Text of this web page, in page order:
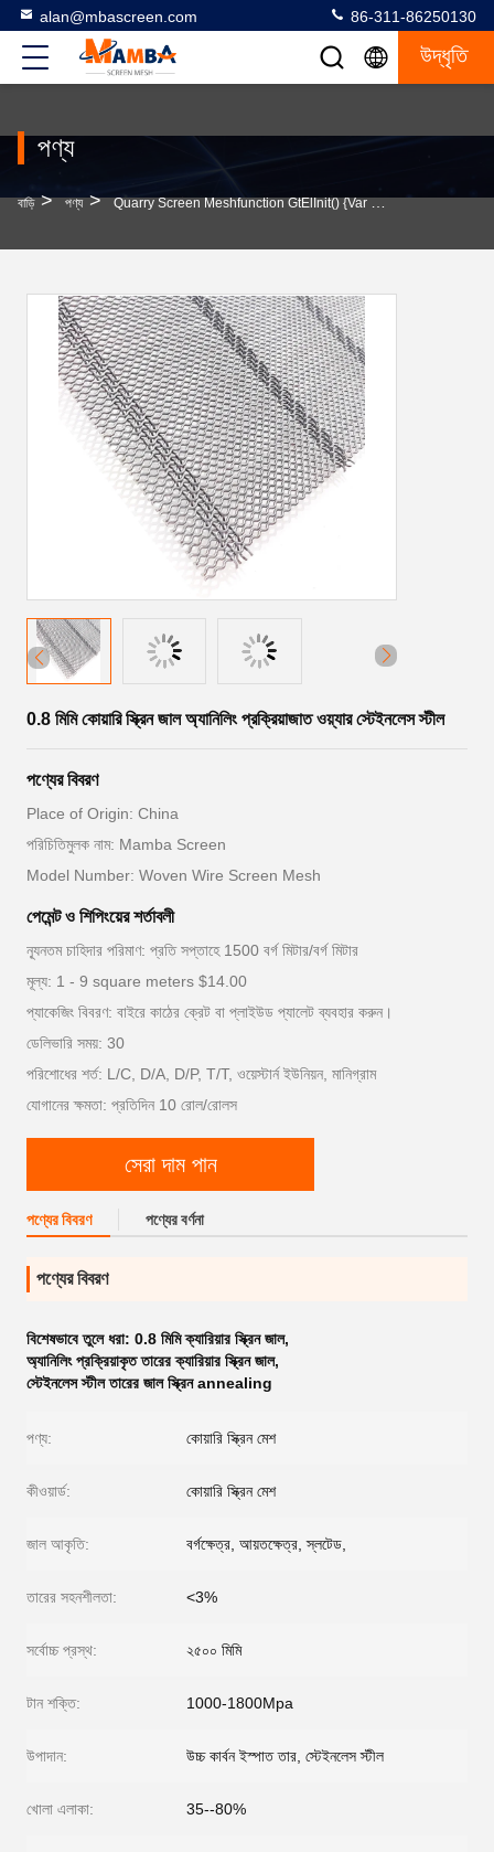
alan@mbascreen.com 86-311-86250130
উদ্ধৃতি
পণ্য
বাড়ি > পণ্য > Quarry Screen Meshfunction GtElInit() {var Lib = New Google.translate.TranslateService();lib.transla
0.8 মিমি কোয়ারি স্ক্রিন জাল অ্যানিলিং প্রক্রিয়াজাত ওয়্যার স্টেইনলেস স্টীল
পণ্যের বিবরণ
Place of Origin: China
পরিচিতিমুলক নাম: Mamba Screen
Model Number: Woven Wire Screen Mesh
পেমেন্ট ও শিপিংয়ের শর্তাবলী
ন্যূনতম চাহিদার পরিমাণ: প্রতি সপ্তাহে 1500 বর্গ মিটার/বর্গ মিটার
মূল্য: 1 - 9 square meters $14.00
প্যাকেজিং বিবরণ: বাইরে কাঠের ক্রেট বা প্লাইউড প্যালেট ব্যবহার করুন।
ডেলিভারি সময়: 30
পরিশোধের শর্ত: L/C, D/A, D/P, T/T, ওয়েস্টার্ন ইউনিয়ন, মানিগ্রাম
যোগানের ক্ষমতা: প্রতিদিন 10 রোল/রোলস
সেরা দাম পান
পণ্যের বিবরণ পণ্যের বর্ণনা
পণ্যের বিবরণ
বিশেষভাবে তুলে ধরা: 0.8 মিমি ক্যারিয়ার স্ক্রিন জাল,
অ্যানিলিং প্রক্রিয়াকৃত তারের ক্যারিয়ার স্ক্রিন জাল,
স্টেইনলেস স্টীল তারের জাল স্ক্রিন annealing
পণ্য: কোয়ারি স্ক্রিন মেশ
কীওয়ার্ড: কোয়ারি স্ক্রিন মেশ
জাল আকৃতি: বর্গক্ষেত্র, আয়তক্ষেত্র, স্লটেড,
তারের সহনশীলতা: <3%
সর্বোচ্চ প্রস্থ: ২৫০০ মিমি
টান শক্তি: 1000-1800Mpa
উপাদান: উচ্চ কার্বন ইস্পাত তার, স্টেইনলেস স্টীল
খোলা এলাকা: 35--80%